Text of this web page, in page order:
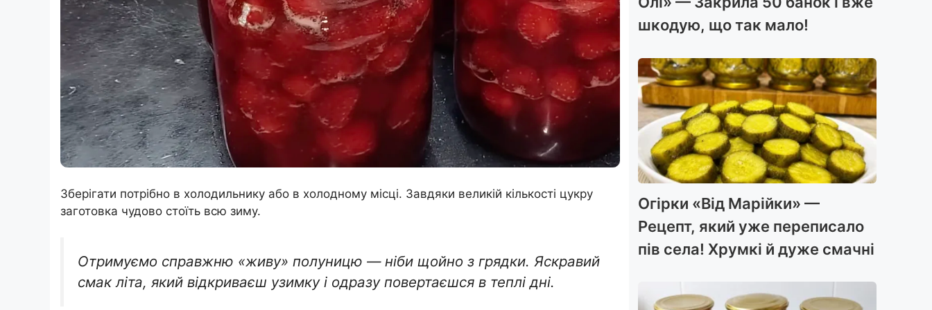
Зберігати потрібно в холодильнику або в холодному місці. Завдяки великій кількості цукру
заготовка чудово стоїть всю зиму.
Отримуємо справжню «живу» полуницю — ніби щойно з грядки. Яскравий
смак літа, який відкриваєш узимку і одразу повертаєшся в теплі дні.
шкодую, що так мало!
Огірки «Від Марійки» —
Рецепт, який уже переписало
пів села! Хрумкі й дуже смачні